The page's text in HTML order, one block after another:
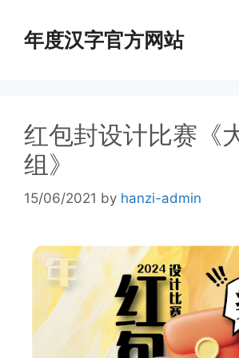
年度汉字官方网站
红包封设计比赛《
组》
15/06/2021 by hanzi-admin